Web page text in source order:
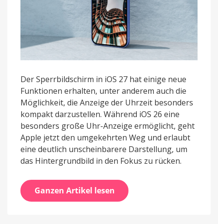
Der Sperrbildschirm in iOS 27 hat einige neue
Funktionen erhalten, unter anderem auch die
Möglichkeit, die Anzeige der Uhrzeit besonders
kompakt darzustellen. Während iOS 26 eine
besonders große Uhr-Anzeige ermöglicht, geht
Apple jetzt den umgekehrten Weg und erlaubt
eine deutlich unscheinbarere Darstellung, um
das Hintergrundbild in den Fokus zu rücken.
Ganzen Artikel lesen